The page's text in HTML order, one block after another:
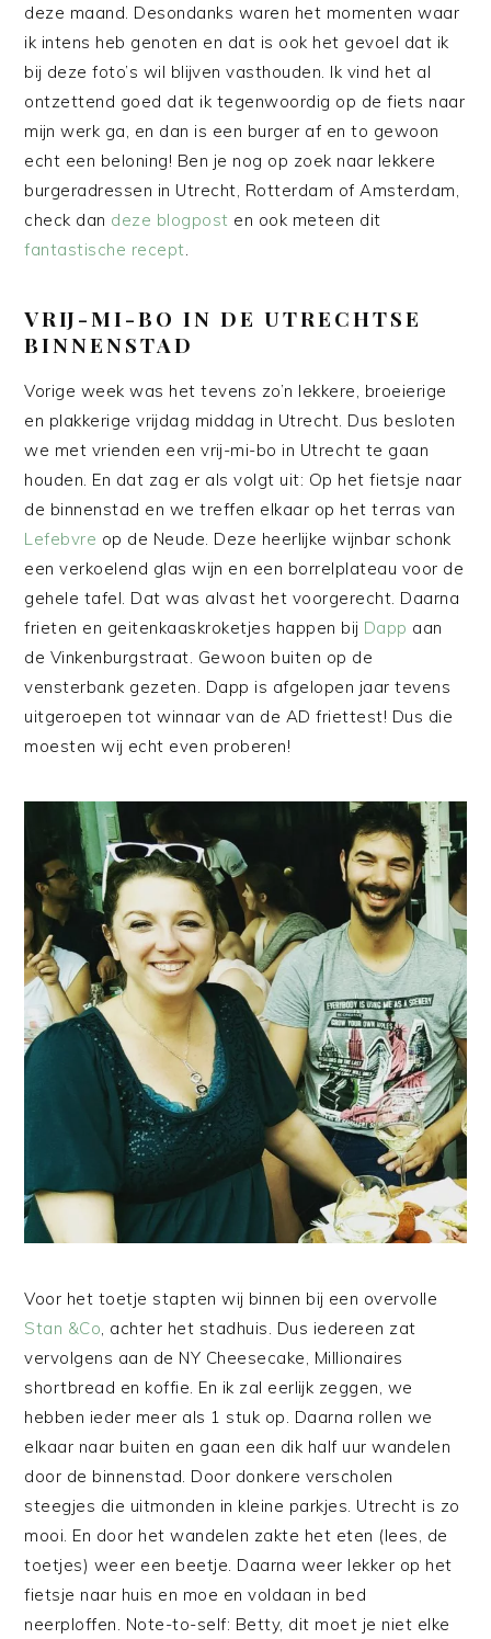
deze maand. Desondanks waren het momenten waar
ik intens heb genoten en dat is ook het gevoel dat ik
bij deze foto’s wil blijven vasthouden. Ik vind het al
ontzettend goed dat ik tegenwoordig op de fiets naar
mijn werk ga, en dan is een burger af en to gewoon
echt een beloning! Ben je nog op zoek naar lekkere
burgeradressen in Utrecht, Rotterdam of Amsterdam,
check dan deze blogpost en ook meteen dit
fantastische recept
VRIJ-MI-BO IN DE UTRECHTSE
BINNENSTAD
Vorige week was het tevens zo’n lekkere, broeierige
en plakkerige vrijdag middag in Utrecht. Dus besloten
we met vrienden een vrij-mi-bo in Utrecht te gaan
houden. En dat zag er als volgt uit: Op het fietsje naar
de binnenstad en we treffen elkaar op het terras van
Lefebvre op de Neude. Deze heerlijke wijnbar schonk
een verkoelend glas wijn en een borrelplateau voor de
gehele tafel. Dat was alvast het voorgerecht. Daarna
frieten en geitenkaaskroketjes happen bij Dapp aan
de Vinkenburgstraat. Gewoon buiten op de
vensterbank gezeten. Dapp is afgelopen jaar tevens
uitgeroepen tot winnaar van de AD friettest! Dus die
moesten wij echt even proberen!
Voor het toetje stapten wij binnen bij een overvolle
Stan &Co, achter het stadhuis. Dus iedereen zat
vervolgens aan de NY Cheesecake, Millionaires
shortbread en koffie. En ik zal eerlijk zeggen, we
hebben ieder meer als 1 stuk op. Daarna rollen we
elkaar naar buiten en gaan een dik half uur wandelen
door de binnenstad. Door donkere verscholen
steegjes die uitmonden in kleine parkjes. Utrecht is zo
mooi. En door het wandelen zakte het eten (lees, de
toetjes) weer een beetje. Daarna weer lekker op het
fietsje naar huis en moe en voldaan in bed
neerploffen. Note-to-self: Betty, dit moet je niet elke